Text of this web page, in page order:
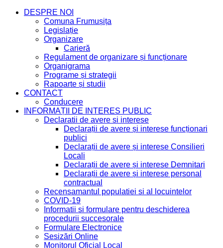
DESPRE NOI
Comuna Frumușița
Legislație
Organizare
Carieră
Regulament de organizare și funcționare
Organigrama
Programe și strategii
Rapoarte și studii
CONTACT
Conducere
INFORMAȚII DE INTERES PUBLIC
Declaratii de avere si interese
Declarații de avere și interese funcționari
publici
Declarații de avere și interese Consilieri
Locali
Declarații de avere și interese Demnitari
Declarații de avere și interese personal
contractual
Recensamantul populatiei si al locuintelor
COVID-19
Informatii si formulare pentru deschiderea
procedurii succesorale
Formulare Electronice
Sesizări Online
Monitorul Oficial Local